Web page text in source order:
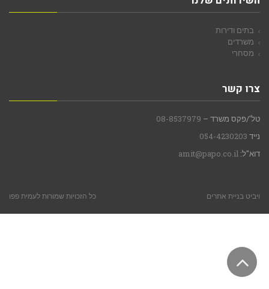
בתים ודירות
משרדים
מסחרי
צרו קשר
טל'/פקס משרד – 08-8537979
נייד 054-4230203
דוא"ל: amit@papo.co.il
ויביט בניית אתרים כל הזכויות שמורות לעמית פפו
גלילה
לראש